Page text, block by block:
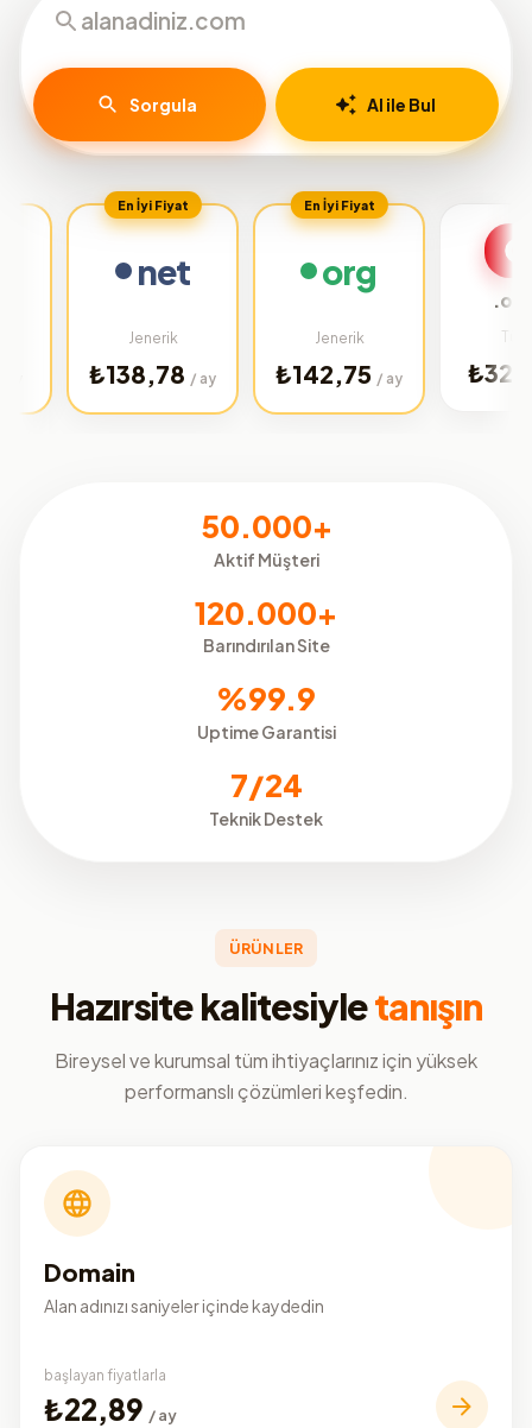
Sorgula AI ile Bul
En İyi Fiyat
net
₺138,78 / ay
En İyi Fiyat
org
₺142,75 / ay ₺32,02 / ay
50.000+
Aktif Müşteri
120.000+
Barındırılan Site
%99.9
Uptime Garantisi
7/24
Teknik Destek
ÜRÜNLER
Hazırsite kalitesiyletanışın
Bireysel ve kurumsal tüm ihtiyaçlarınız için yüksek
performanslı çözümleri keşfedin.
Domain
Alan adınızı saniyeler içinde kaydedin
başlayan fiyatlarla
₺22,89 / ay